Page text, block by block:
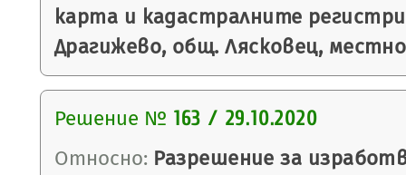
карта и кадастралните
Драгижево, общ. Лясковец,
Решение № 163 / 29.10.2020
Относно: Разрешение за